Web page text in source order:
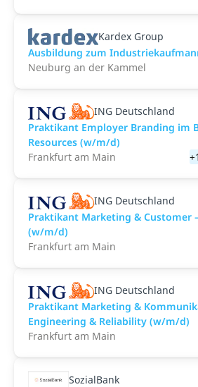
Kardex Group
Ausbildung zum
Neuburg an der Kammel
ING Deutschland
Praktikant Employer Branding im
Resources (w/m/d)
Frankfurt am Main
ING Deutschland
Praktikant Marketing & Customer
(w/m/d)
Frankfurt am Main
ING Deutschland
Praktikant Marketing &
Engineering & Reliability (w/m/d)
Frankfurt am Main
SozialBank